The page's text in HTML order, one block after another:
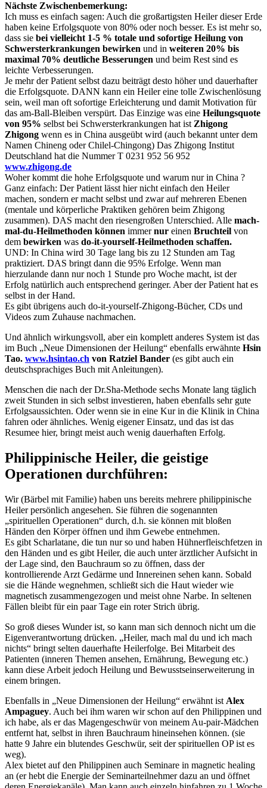
Nächste Zwischenbemerkung:
Ich muss es einfach sagen: Auch die großartigsten Heiler dieser Erde
haben keine Erfolgsquote von 80% oder noch besser. Es ist mehr so,
dass sie bei vielleicht 1-5 % totale und sofortige Heilung von
Schwersterkrankungen bewirken und in weiteren 20% bis
maximal 70% deutliche Besserungen und beim Rest sind es
leichte Verbesserungen.
Je mehr der Patient selbst dazu beiträgt desto höher und dauerhafter
die Erfolgsquote. DANN kann ein Heiler eine tolle Zwischenlösung
sein, weil man oft sofortige Erleichterung und damit Motivation für
das am-Ball-Bleiben verspürt. Das Einzige was eine Heilungsquote
von 95% selbst bei Schwersterkrankungen hat ist Zhigong
Zhigong wenn es in China ausgeübt wird (auch bekannt unter dem
Namen Chineng oder Chilel-Chingong) Das Zhigong Institut
Deutschland hat die Nummer T 0231 952 56 952
www.zhigong.de
Woher kommt die hohe Erfolgsquote und warum nur in China ?
Ganz einfach: Der Patient lässt hier nicht einfach den Heiler
machen, sondern er macht selbst und zwar auf mehreren Ebenen
(mentale und körperliche Praktiken gehören beim Zhigong
zusammen). DAS macht den riesengroßen Unterschied. Alle mach-
mal-du-Heilmethoden können immernur einen Bruchteil von
dem bewirken was do-it-yourself-Heilmethoden schaffen.
UND: In China wird 30 Tage lang bis zu 12 Stunden am Tag
praktiziert. DAS bringt dann die 95% Erfolge. Wenn man
hierzulande dann nur noch 1 Stunde pro Woche macht, ist der
Erfolg natürlich auch entsprechend geringer. Aber der Patient hat es
selbst in der Hand.
Es gibt übrigens auch do-it-yourself-Zhigong-Bücher, CDs und
Videos zum Zuhause nachmachen.
Und ähnlich wirkungsvoll, aber ein komplett anderes System ist das
im Buch „Neue Dimensionen der Heilung“ ebenfalls erwähnte Hsin
Tao. www.hsintao.ch von Ratziel Bander (es gibt auch ein
deutschsprachiges Buch mit Anleitungen).
Menschen die nach der Dr.Sha-Methode sechs Monate lang täglich
zweit Stunden in sich selbst investieren, haben ebenfalls sehr gute
Erfolgsaussichten. Oder wenn sie in eine Kur in die Klinik in China
fahren oder ähnliches. Wenig eigener Einsatz, und das ist das
Resumee hier, bringt meist auch wenig dauerhaften Erfolg.
Philippinische Heiler, die geistige
Operationen durchführen:
Wir (Bärbel mit Familie) haben uns bereits mehrere philippinische
Heiler persönlich angesehen. Sie führen die sogenannten
„spirituellen Operationen“ durch, d.h. sie können mit bloßen
Händen den Körper öffnen und ihm Gewebe entnehmen.
Es gibt Scharlatane, die tun nur so und haben Hühnerfleischfetzen in
den Händen und es gibt Heiler, die auch unter ärztlicher Aufsicht in
der Lage sind, den Bauchraum so zu öffnen, dass der
kontrollierende Arzt Gedärme und Innereinen sehen kann. Sobald
sie die Hände wegnehmen, schließt sich die Haut wieder wie
magnetisch zusammengezogen und meist ohne Narbe. In seltenen
Fällen bleibt für ein paar Tage ein roter Strich übrig.
So groß dieses Wunder ist, so kann man sich dennoch nicht um die
Eigenverantwortung drücken. „Heiler, mach mal du und ich mach
nichts“ bringt selten dauerhafte Heilerfolge. Bei Mitarbeit des
Patienten (inneren Themen ansehen, Ernährung, Bewegung etc.)
kann diese Arbeit jedoch Heilung und Bewusstseinserweiterung in
einem bringen.
Ebenfalls in „Neue Dimensionen der Heilung“ erwähnt ist Alex
Ampaguey. Auch bei ihm waren wir schon auf den Philippinen und
ich habe, als er das Magengeschwür von meinem Au-pair-Mädchen
entfernt hat, selbst in ihren Bauchraum hineinsehen können. (sie
hatte 9 Jahre ein blutendes Geschwür, seit der spirituellen OP ist es
weg).
Alex bietet auf den Philippinen auch Seminare in magnetic healing
an (er hebt die Energie der Seminarteilnehmer dazu an und öffnet